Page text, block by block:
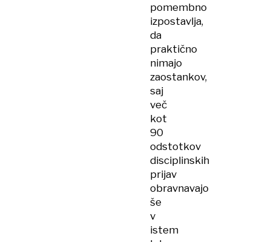
pomembno
izpostavlja,
da
praktično
nimajo
zaostankov,
saj
več
kot
90
odstotkov
disciplinskih
prijav
obravnavajo
še
v
istem